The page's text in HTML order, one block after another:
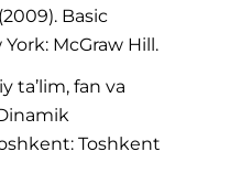
Basic
McGraw Hill.
ta’lim, fan va
Toshkent